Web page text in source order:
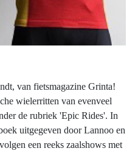
van fietsmagazine Grinta!
wielerritten van evenveel
de rubriek 'Epic Rides'. In
uitgegeven door Lannoo en
een reeks zaalshows met